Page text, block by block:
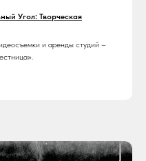
Угол: Творческая
и аренды студий –